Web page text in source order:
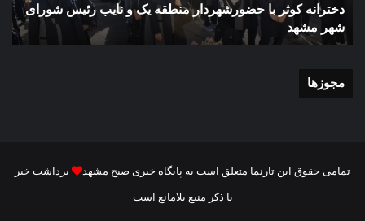
دخترانه
کوثر
با
دخترانه کوثر با حضورشهردار منطقه یک و نایب رئیس شورای
شهر مشهد
مجوزها
تمامی حقوق این تارنما متعلق است به پایگاه خبری صبح مشهد برداشت خبر
با ذکر منبع بلامانع است